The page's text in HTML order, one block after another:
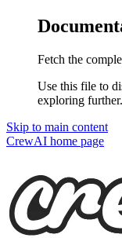
Fetch the
Use this file to
exploring further.
Skip to main content
CrewAI home page